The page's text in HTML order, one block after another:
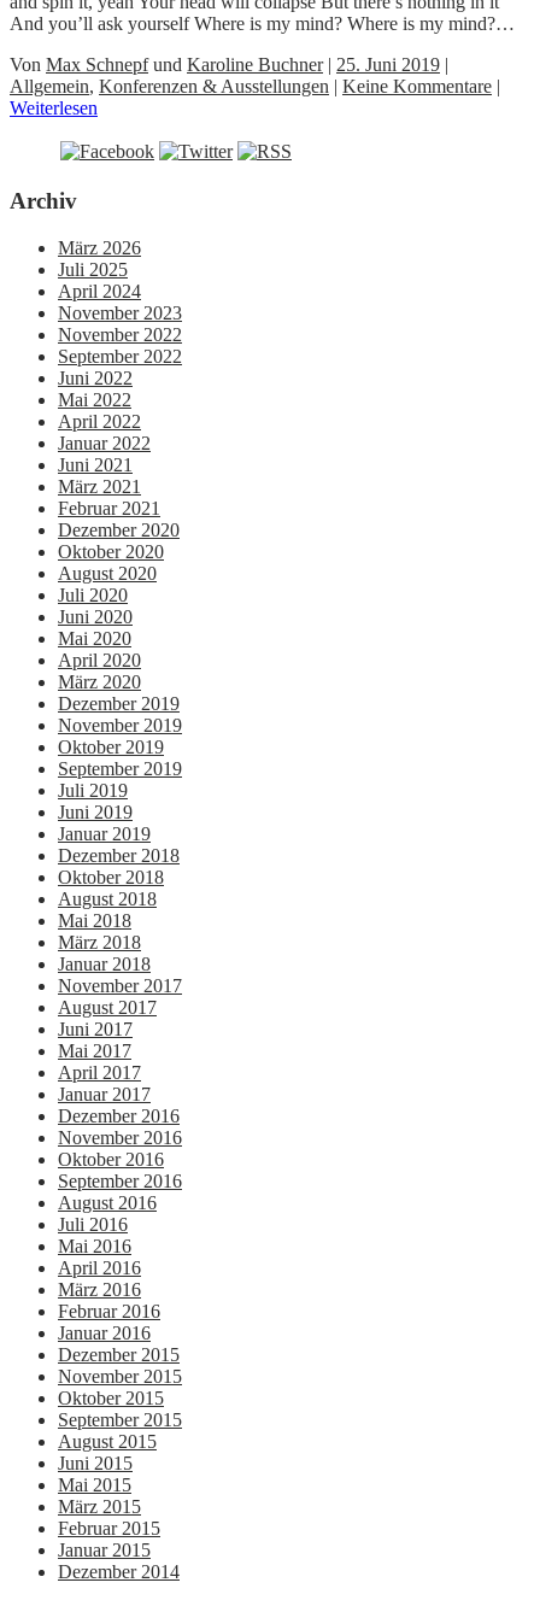
And you’ll ask yourself Where is my mind? Where is my mind?…
Von Max Schnepfund Karoline Buchner| 25. Juni 2019 |
Allgemein, Konferenzen & Ausstellungen | Keine Kommentare |
Weiterlesen
Archiv
März 2026
Juli 2025
April 2024
November 2023
November 2022
September 2022
Juni 2022
Mai 2022
April 2022
Januar 2022
Juni 2021
März 2021
Februar 2021
Dezember 2020
Oktober 2020
August 2020
Juli 2020
Juni 2020
Mai 2020
April 2020
März 2020
Dezember 2019
November 2019
Oktober 2019
September 2019
Juli 2019
Juni 2019
Januar 2019
Dezember 2018
Oktober 2018
August 2018
Mai 2018
März 2018
Januar 2018
November 2017
August 2017
Juni 2017
Mai 2017
April 2017
Januar 2017
Dezember 2016
November 2016
Oktober 2016
September 2016
August 2016
Juli 2016
Mai 2016
April 2016
März 2016
Februar 2016
Januar 2016
Dezember 2015
November 2015
Oktober 2015
September 2015
August 2015
Juni 2015
Mai 2015
März 2015
Februar 2015
Januar 2015
Dezember 2014